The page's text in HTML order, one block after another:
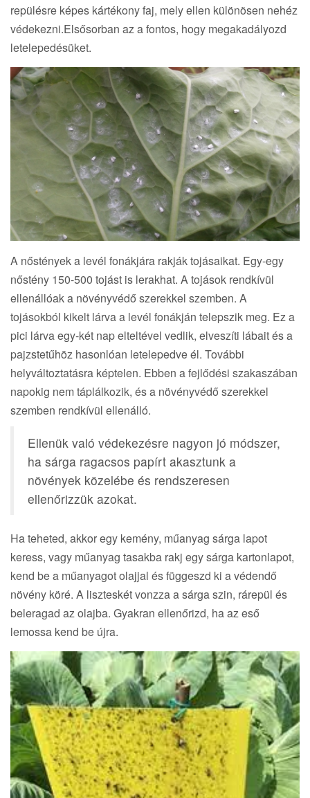
repülésre képes kártékony faj, mely ellen különösen nehéz
védekezni.Elsősorban az a fontos, hogy megakadályozd
letelepedésüket.
A nőstények a levél fonákjára rakják tojásaikat. Egy-egy
nőstény 150-500 tojást is lerakhat. A tojások rendkívül
ellenállóak a növényvédő szerekkel szemben. A
tojásokból kikelt lárva a levél fonákján telepszik meg. Ez a
pici lárva egy-két nap elteltével vedlik, elveszíti lábait és a
pajzstetűhöz hasonlóan letelepedve él. További
helyváltoztatásra képtelen. Ebben a fejlődési szakaszában
napokig nem táplálkozik, és a növényvédő szerekkel
szemben rendkívül ellenálló.
Ellenük való védekezésre nagyon jó módszer,
ha sárga ragacsos papírt akasztunk a
növények közelébe és rendszeresen
ellenőrizzük azokat.
Ha teheted, akkor egy kemény, műanyag sárga lapot
keress, vagy műanyag tasakba rakj egy sárga kartonlapot,
kend be a műanyagot olajjal és függeszd ki a védendő
növény köré. A liszteskét vonzza a sárga szin, rárepül és
beleragad az olajba. Gyakran ellenőrizd, ha az eső
lemossa kend be újra.